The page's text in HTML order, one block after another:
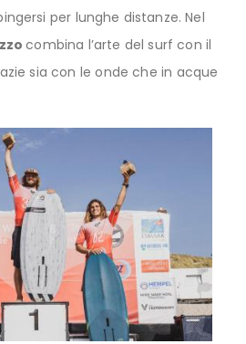
per lunghe distanze. Nel
combina l’arte del surf con il
sia con le onde che in acque